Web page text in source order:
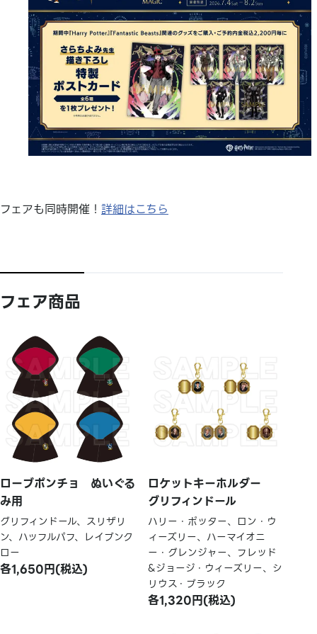
フェアも同時開催！ 詳細はこちら
フェア商品
ローブポンチョ ぬいぐる
み用
グリフィンドール、スリザリ
ン、ハッフルパフ、レイブンク
ロー
各1,650円(税込)
ロケットキーホルダー
グリフィンドール
ハリー・ポッター、ロン・ウ
ィーズリー、ハーマイオニ
ー・グレンジャー、フレッド
&ジョージ・ウィーズリー、シ
リウス・ブラック
各1,320円(税込)